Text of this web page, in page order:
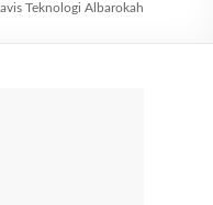
Teknologi Albarokah